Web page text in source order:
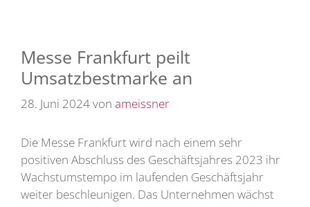
Messe Frankfurt peilt
Umsatzbestmarke an
28. Juni 2024von ameissner
Die Messe Frankfurt wird nach einem sehr
positiven Abschluss des Geschäftsjahres 2023 ihr
Wachstumstempo im laufenden Geschäftsjahr
weiter beschleunigen. Das Unternehmen wächst